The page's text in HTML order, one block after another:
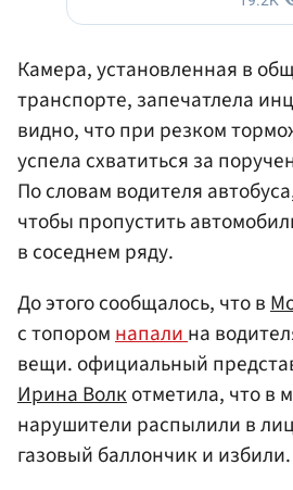
Камера, установленная в
транспорте, запечатлела
видно, что при резком
успела схватиться за
По словам водителя
чтобы пропустить
в соседнем ряду.
До этого сообщалось, что в
с топоромнапалина
вещи. официальный
Ирина Волкотметила, что в
нарушители распылили в
газовый баллончик и избили.